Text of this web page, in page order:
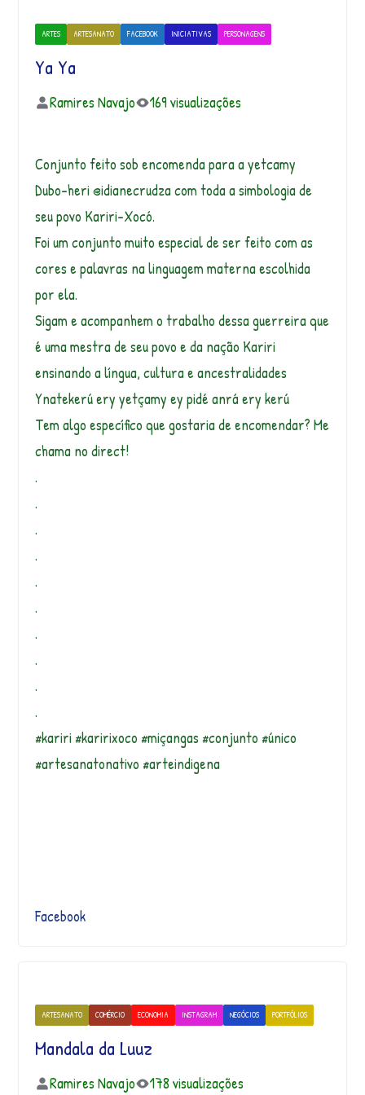
ARTES ARTESANATO FACEBOOK INICIATIVAS PERSONAGENS
Ya Ya
Ramires Navajo 169 visualizações
Conjunto feito sob encomenda para a yetcamy
Dubo-heri @idianecrudza com toda a simbologia de
seu povo Kariri-Xocó.
Foi um conjunto muito especial de ser feito com as
cores e palavras na linguagem materna escolhida
por ela.
Sigam e acompanhem o trabalho dessa guerreira que
é uma mestra de seu povo e da nação Kariri
ensinando a língua, cultura e ancestralidades
Ynatekerú ery yetçamy ey pidé anrá ery kerú
Tem algo específico que gostaria de encomendar? Me
chama no direct!
.
.
.
.
.
.
.
.
.
.
#kariri #karirixoco #miçangas #conjunto #único
#artesanatonativo #arteindigena
Facebook
ARTESANATO COMÉRCIO ECONOMIA INSTAGRAM NEGÓCIOS PORTFÓLIOS
Mandala da Luuz
Ramires Navajo 178 visualizações